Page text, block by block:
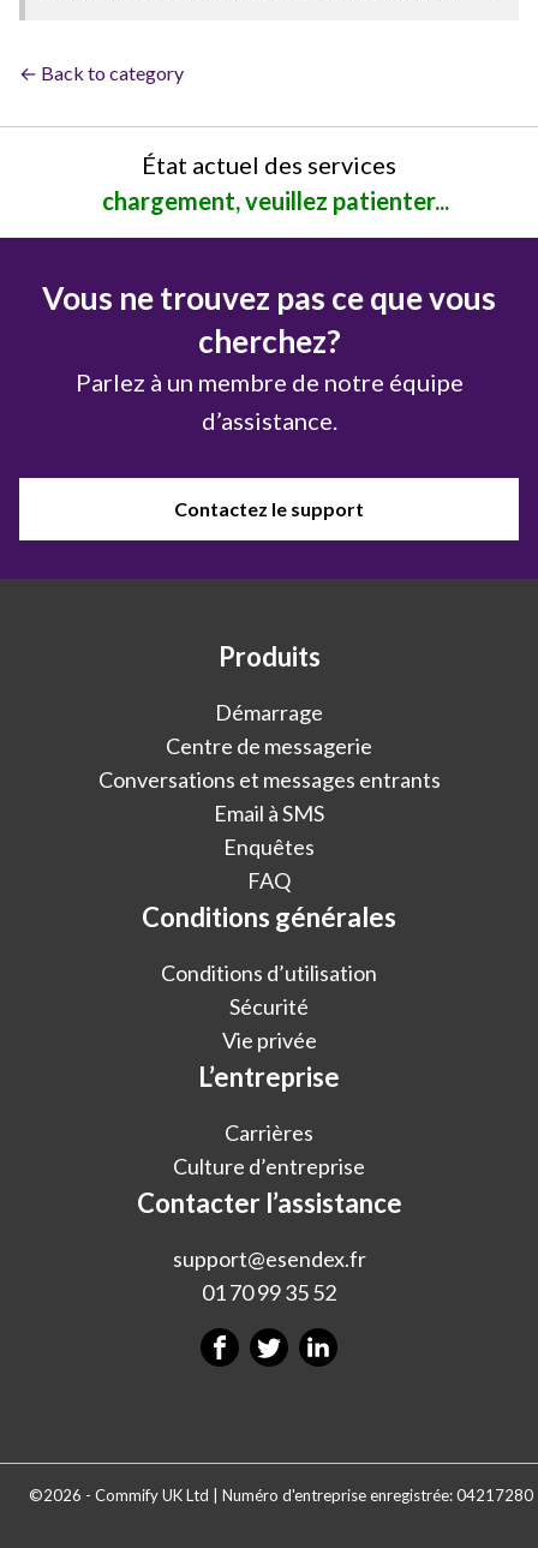
← Back to category
État actuel des services
chargement, veuillez patienter...
Vous ne trouvez pas ce que vous
cherchez?
Parlez à un membre de notre équipe
d’assistance.
Contactez le support
Produits
Démarrage
Centre de messagerie
Conversations et messages entrants
Email à SMS
Enquêtes
FAQ
Conditions générales
Conditions d’utilisation
Sécurité
Vie privée
L’entreprise
Carrières
Culture d’entreprise
Contacter l’assistance
support@esendex.fr
01 70 99 35 52
©2026 - Commify UK Ltd | Numéro d'entreprise enregistrée: 04217280